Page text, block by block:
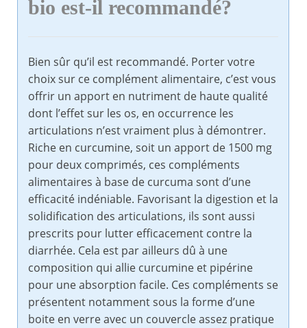
bio est-il recommandé?
Bien sûr qu’il est recommandé. Porter votre
choix sur ce complément alimentaire, c’est vous
offrir un apport en nutriment de haute qualité
dont l’effet sur les os, en occurrence les
articulations n’est vraiment plus à démontrer.
Riche en curcumine, soit un apport de 1500 mg
pour deux comprimés, ces compléments
alimentaires à base de curcuma sont d’une
efficacité indéniable. Favorisant la digestion et la
solidification des articulations, ils sont aussi
prescrits pour lutter efficacement contre la
diarrhée. Cela est par ailleurs dû à une
composition qui allie curcumine et pipérine
pour une absorption facile. Ces compléments se
présentent notamment sous la forme d’une
boite en verre avec un couvercle assez pratique